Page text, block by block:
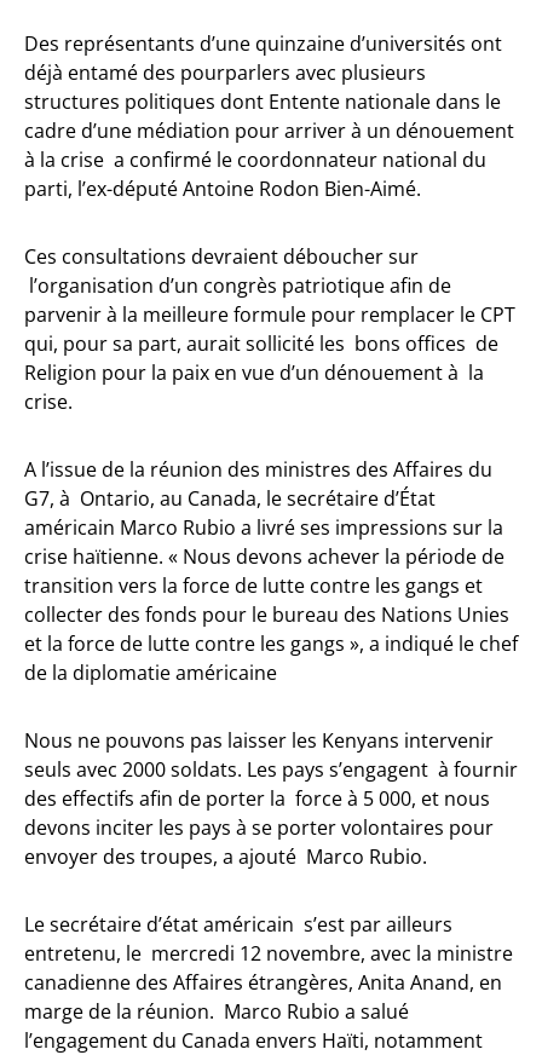
Des représentants d’une quinzaine d’universités ont
déjà entamé des pourparlers avec plusieurs
structures politiques dont Entente nationale dans le
cadre d’une médiation pour arriver à un dénouement
à la crise a confirmé le coordonnateur national du
parti, l’ex-député Antoine Rodon Bien-Aimé.
Ces consultations devraient déboucher sur
l’organisation d’un congrès patriotique afin de
parvenir à la meilleure formule pour remplacer le CPT
qui, pour sa part, aurait sollicité les bons offices de
Religion pour la paix en vue d’un dénouement à la
crise.
A l’issue de la réunion des ministres des Affaires du
G7, à Ontario, au Canada, le secrétaire d’État
américain Marco Rubio a livré ses impressions sur la
crise haïtienne. « Nous devons achever la période de
transition vers la force de lutte contre les gangs et
collecter des fonds pour le bureau des Nations Unies
et la force de lutte contre les gangs », a indiqué le chef
de la diplomatie américaine
Nous ne pouvons pas laisser les Kenyans intervenir
seuls avec 2000 soldats. Les pays s’engagent à fournir
des effectifs afin de porter la force à 5 000, et nous
devons inciter les pays à se porter volontaires pour
envoyer des troupes, a ajouté Marco Rubio.
Le secrétaire d’état américain s’est par ailleurs
entretenu, le mercredi 12 novembre, avec la ministre
canadienne des Affaires étrangères, Anita Anand, en
marge de la réunion. Marco Rubio a salué
l’engagement du Canada envers Haïti, notamment